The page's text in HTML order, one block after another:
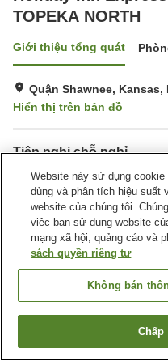
TOPEKA NORTH
Giới thiệu tổng quát
Quận Shawnee, Kansas,
Hiển thị trên bản đồ
Tiện nghi chỗ nghỉ
Bãi đỗ xe
Hoàn toàn không hút thuốc
Trang chủ Hoa Kỳ Kansas
Holiday Inn Express Hotel & Suites
Tìm
Website này sử dụng
dùng và phân tích hiệu
website của chúng tôi.
việc bạn sử dụng website
mạng xã hội, quảng cáo và
sách quyền riêng tư
Không bán
Chấp